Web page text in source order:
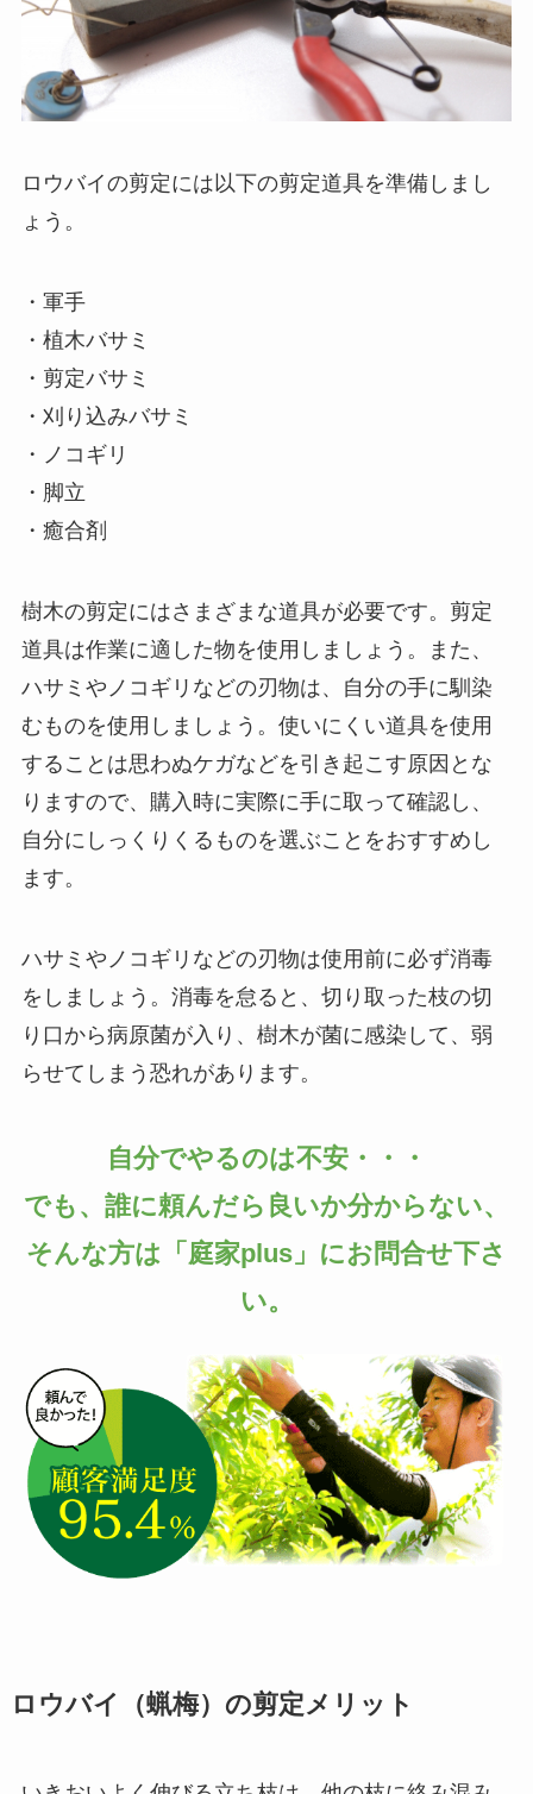
ロウバイの剪定には以下の剪定道具を準備しまし
ょう。
・軍手
・植木バサミ
・剪定バサミ
・刈り込みバサミ
・ノコギリ
・脚立
・癒合剤
樹木の剪定にはさまざまな道具が必要です。剪定
道具は作業に適した物を使用しましょう。また、
ハサミやノコギリなどの刃物は、自分の手に馴染
むものを使用しましょう。使いにくい道具を使用
することは思わぬケガなどを引き起こす原因とな
りますので、購入時に実際に手に取って確認し、
自分にしっくりくるものを選ぶことをおすすめし
ます。
ハサミやノコギリなどの刃物は使用前に必ず消毒
をしましょう。消毒を怠ると、切り取った枝の切
り口から病原菌が入り、樹木が菌に感染して、弱
らせてしまう恐れがあります。
自分でやるのは不安・・・
でも、誰に頼んだら良いか分からない、
そんな方は「庭家plus」にお問合せ下さ
い。
ロウバイ（蝋梅）の剪定メリット